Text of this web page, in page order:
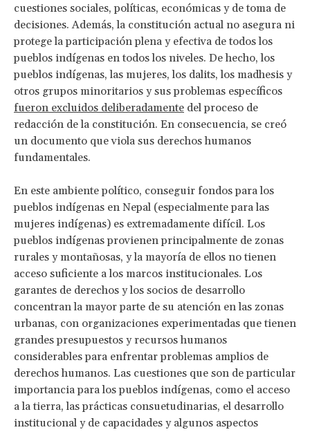
cuestiones sociales, políticas, económicas y de toma de
decisiones. Además, la constitución actual no asegura ni
protege la participación plena y efectiva de todos los
pueblos indígenas en todos los niveles. De hecho, los
pueblos indígenas, las mujeres, los dalits, los madhesis y
otros grupos minoritarios y sus problemas específicos
fueron excluidos deliberadamente del proceso de
redacción de la constitución. En consecuencia, se creó
un documento que viola sus derechos humanos
fundamentales.
En este ambiente político, conseguir fondos para los
pueblos indígenas en Nepal (especialmente para las
mujeres indígenas) es extremadamente difícil. Los
pueblos indígenas provienen principalmente de zonas
rurales y montañosas, y la mayoría de ellos no tienen
acceso suficiente a los marcos institucionales. Los
garantes de derechos y los socios de desarrollo
concentran la mayor parte de su atención en las zonas
urbanas, con organizaciones experimentadas que tienen
grandes presupuestos y recursos humanos
considerables para enfrentar problemas amplios de
derechos humanos. Las cuestiones que son de particular
importancia para los pueblos indígenas, como el acceso
a la tierra, las prácticas consuetudinarias, el desarrollo
institucional y de capacidades y algunos aspectos